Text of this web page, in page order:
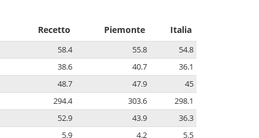
Recetto Piemonte Italia
58.4 55.8
54.8
38.6 40.7
36.1
48.7 47.9
45
294.4 303.6
298.1
52.9 43.9
36.3
5.9 4.2
5.5